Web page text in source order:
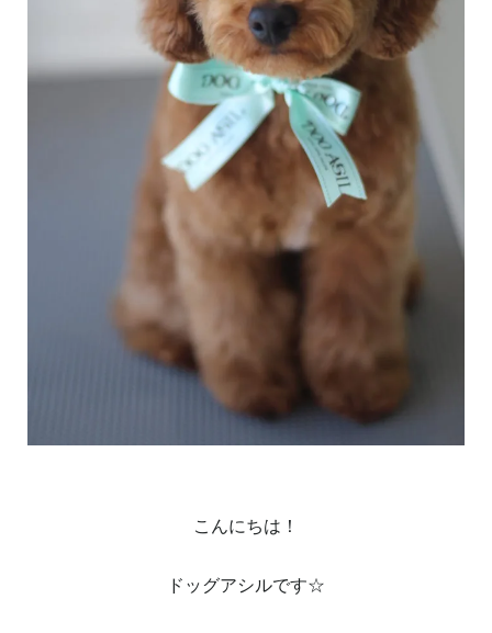
こんにちは！
ドッグアシルです☆